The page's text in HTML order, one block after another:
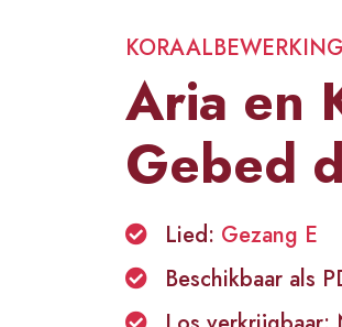
KORAALBEWERKING
Aria en
Gebed
Lied: Gezang E
Beschikbaar als